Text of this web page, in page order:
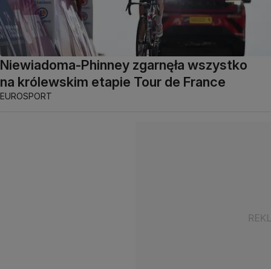
Niewiadoma-Phinney zgarnęła wszystko
na królewskim etapie Tour de France
EUROSPORT